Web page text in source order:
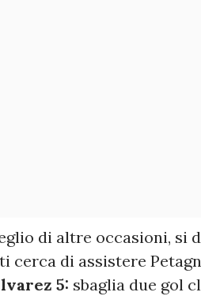
di altre occasioni, si
cerca di assistere
5: sbaglia due gol